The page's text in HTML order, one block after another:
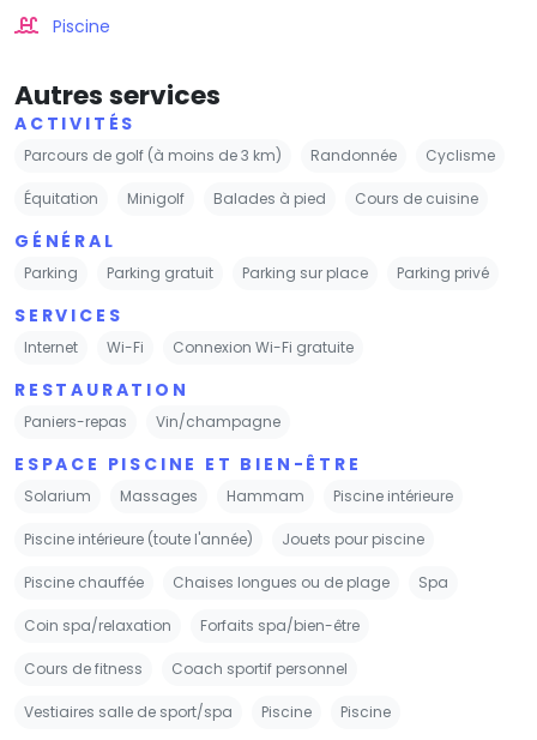
Piscine
Autres services
ACTIVITÉS
Parcours de golf (à moins de 3 km) Randonnée Cyclisme
Équitation Minigolf Balades à pied Cours de cuisine
GÉNÉRAL
Parking Parking gratuit Parking sur place Parking privé
SERVICES
Internet Wi-Fi Connexion Wi-Fi gratuite
RESTAURATION
Paniers-repas Vin/champagne
ESPACE PISCINE ET BIEN-ÊTRE
Solarium Massages Hammam Piscine intérieure
Piscine intérieure (toute l'année) Jouets pour piscine
Piscine chauffée Chaises longues ou de plage Spa
Coin spa/relaxation Forfaits spa/bien-être
Cours de fitness Coach sportif personnel
Vestiaires salle de sport/spa Piscine Piscine